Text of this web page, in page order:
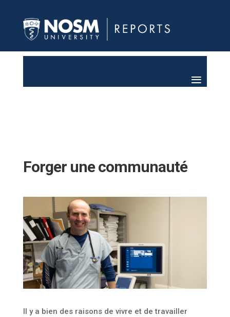
Forger une communauté
Il y a bien des raisons de vivre et de travailler